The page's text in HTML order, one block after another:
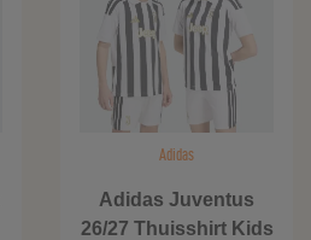
Adidas
Adidas Juventus
26/27 Thuisshirt Kids